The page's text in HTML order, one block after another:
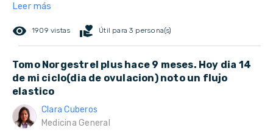
Leer más
remove_red_eye 1909 vistas volunteer_activism Útil para 3 persona(s)
Tomo Norgestrel plus hace 9 meses. Hoy dia 14
de mi ciclo(dia de ovulacion) noto un flujo
elastico
Clara Cuberos
Medicina General